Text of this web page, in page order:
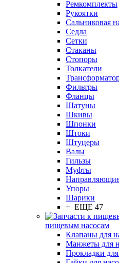
Ремкомплекты
Рукоятки
Сальниковая
Седла
Сетки
Стаканы
Стопоры
Толкатели
Фильтры
Фланцы
Шатуны
Шкивы
Шпонки
Штоки
Штуцеры
Валы
Гильзы
Муфты
Упоры
Шарики
+ ЕЩЕ 47
пищевым насосам
Клапаны для
Манжеты для
Прокладки для